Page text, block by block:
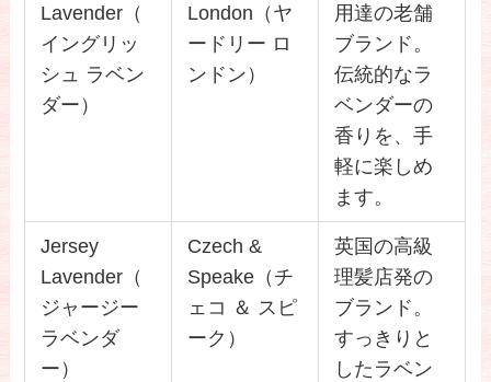
Lavender（
イングリッ
シュ ラベン
ダー）
London（ヤ
ードリー ロ
ンドン）
用達の老舗
ブランド。
伝統的なラ
ベンダーの
香りを、手
軽に楽しめ
ます。
Jersey
Lavender（
ジャージー
ラベンダ
ー）
Czech &
Speake（チ
ェコ ＆ スピ
ーク）
英国の高級
理髪店発の
ブランド。
すっきりと
したラベン